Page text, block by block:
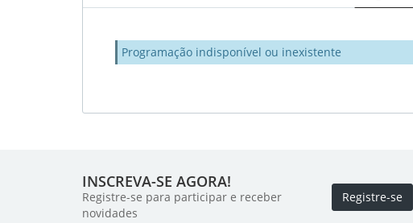
Programação indisponível ou inexistente
INSCREVA-SE AGORA!
Registre-se para participar e receber
novidades
Registre-se